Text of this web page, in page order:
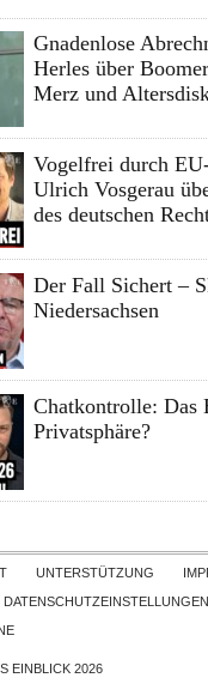
Gnadenlose
Herles über
Merz und
Vogelfrei durch
Ulrich Vosgerau
des deutschen
Der Fall Sichert –
Niedersachsen
Chatkontrolle: Das
Privatsphäre?
Skip to content
UNTERSTÜTZUNG
DATENSCHUTZEINSTELLUNGEN
EINBLICK 2026